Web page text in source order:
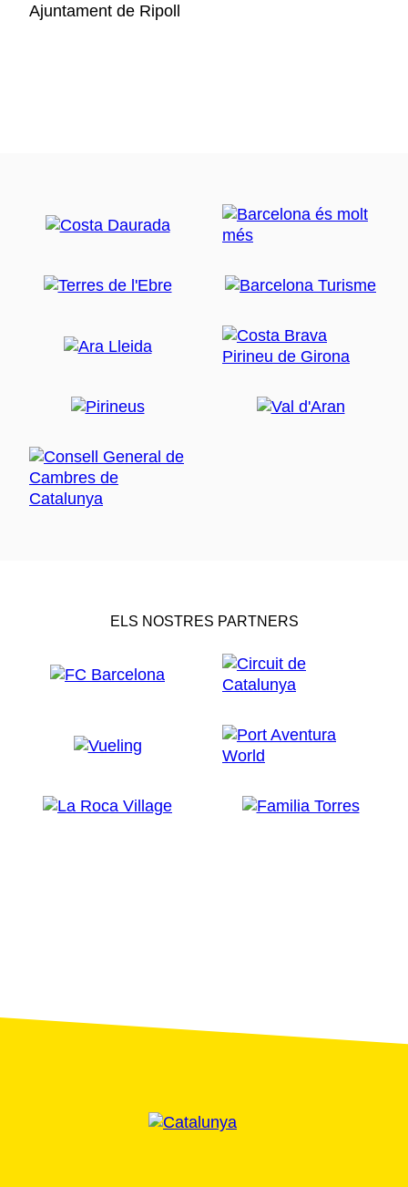
Ajuntament de Ripoll
ELS NOSTRES PARTNERS